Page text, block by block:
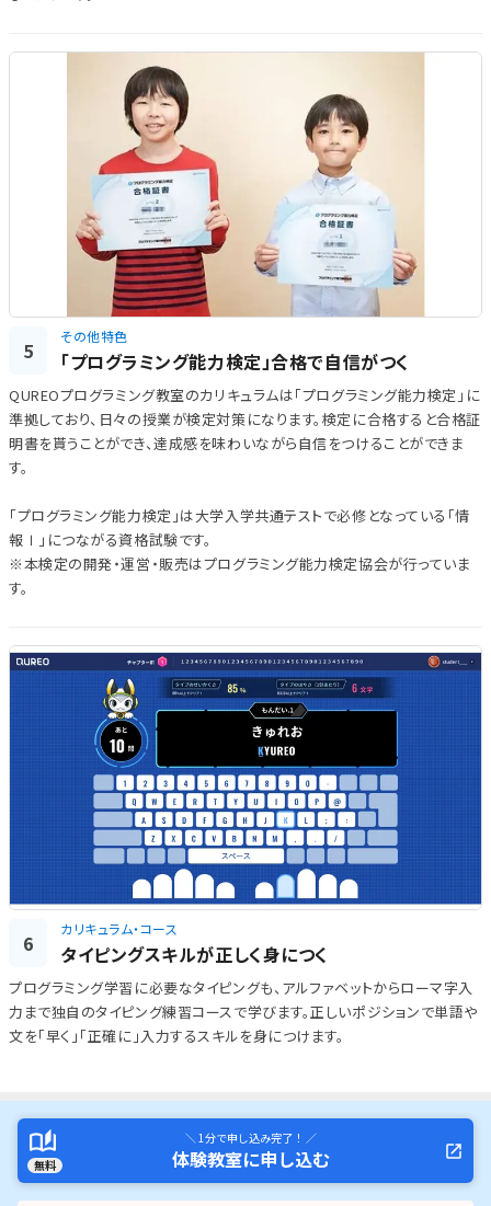
5
その他特色
「プログラミング能力検定」合格で自信がつく
QUREOプログラミング教室のカリキュラムは「プログラミング能力検定」に
準拠しており、日々の授業が検定対策になります。検定に合格すると合格証
明書を貰うことができ、達成感を味わいながら自信をつけることができま
す。
「プログラミング能力検定」は大学入学共通テストで必修となっている「情
報Ⅰ」につながる資格試験です。
※本検定の開発・運営・販売はプログラミング能力検定協会が行っていま
す。
6
カリキュラム・コース
タイピングスキルが正しく身につく
プログラミング学習に必要なタイピングも、アルファベットからローマ字入
力まで独自のタイピング練習コースで学びます。正しいポジションで単語や
文を「早く」「正確に」入力するスキルを身につけます。
無料
＼ 1分で申し込み完了！ ／
体験教室に申し込む